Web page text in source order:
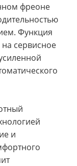
фреоне
Функция
сервисное
и